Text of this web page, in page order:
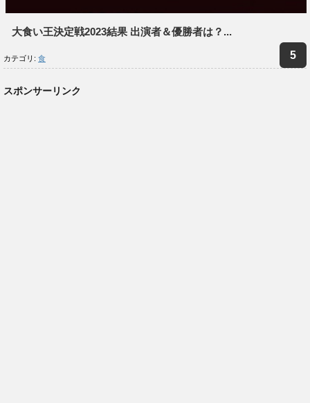
大食い王決定戦2023結果 出演者＆優勝者は？...
カテゴリ: 食
スポンサーリンク